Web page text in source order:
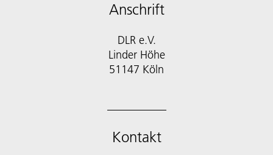
Anschrift
DLR e.V.
Linder Höhe
51147 Köln
Kontakt